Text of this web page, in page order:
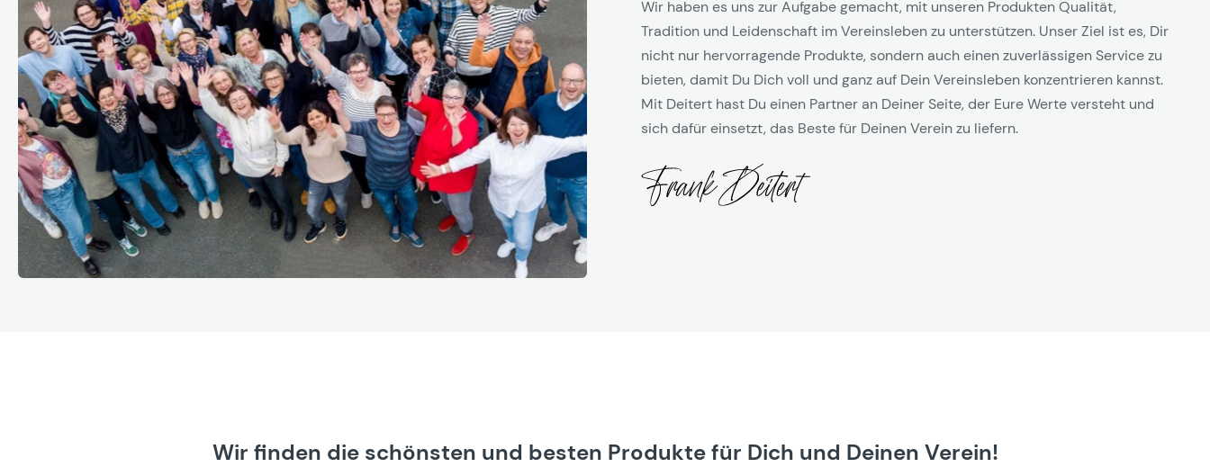
Wir haben es uns zur Aufgabe gemacht, mit unseren Produkten Qualität,
Tradition und Leidenschaft im Vereinsleben zu unterstützen. Unser Ziel ist es, Dir
nicht nur hervorragende Produkte, sondern auch einen zuverlässigen Service zu
bieten, damit Du Dich voll und ganz auf Dein Vereinsleben konzentrieren kannst.
Mit Deitert hast Du einen Partner an Deiner Seite, der Eure Werte versteht und
sich dafür einsetzt, das Beste für Deinen Verein zu liefern.
Wir finden die schönsten und besten Produkte für Dich und Deinen Verein!